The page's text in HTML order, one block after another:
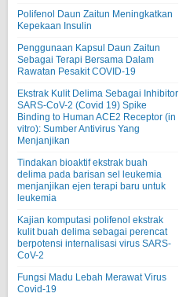
Polifenol Daun Zaitun Meningkatkan
Kepekaan Insulin
Penggunaan Kapsul Daun Zaitun
Sebagai Terapi Bersama Dalam
Rawatan Pesakit COVID-19
Ekstrak Kulit Delima Sebagai Inhibitor
SARS-CoV-2 (Covid 19) Spike
Binding to Human ACE2 Receptor (in
vitro): Sumber Antivirus Yang
Menjanjikan
Tindakan bioaktif ekstrak buah
delima pada barisan sel leukemia
menjanjikan ejen terapi baru untuk
leukemia
Kajian komputasi polifenol ekstrak
kulit buah delima sebagai perencat
berpotensi internalisasi virus SARS-
CoV-2
Fungsi Madu Lebah Merawat Virus
Covid-19